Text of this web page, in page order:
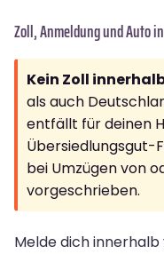
Zoll, Anmeldung und Auto
Kein Zoll
als auch
entfällt für deinen
Übersiedlungsgut-
bei Umzügen von
vorgeschrieben.
Melde dich